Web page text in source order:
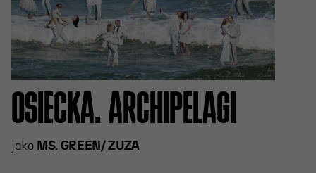
OSIECKA. ARCHIPELAGI
jako MS. GREEN/ ZUZA